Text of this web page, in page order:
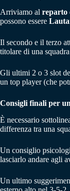
Arriviamo al reparto
possono essere
Il secondo e il terzo
titolare di una
Gli ultimi 2 o 3 slot
un top player (che
Consigli finali per
È necessario
differenza tra una
Un consiglio
lasciarlo andare agli
Un ultimo